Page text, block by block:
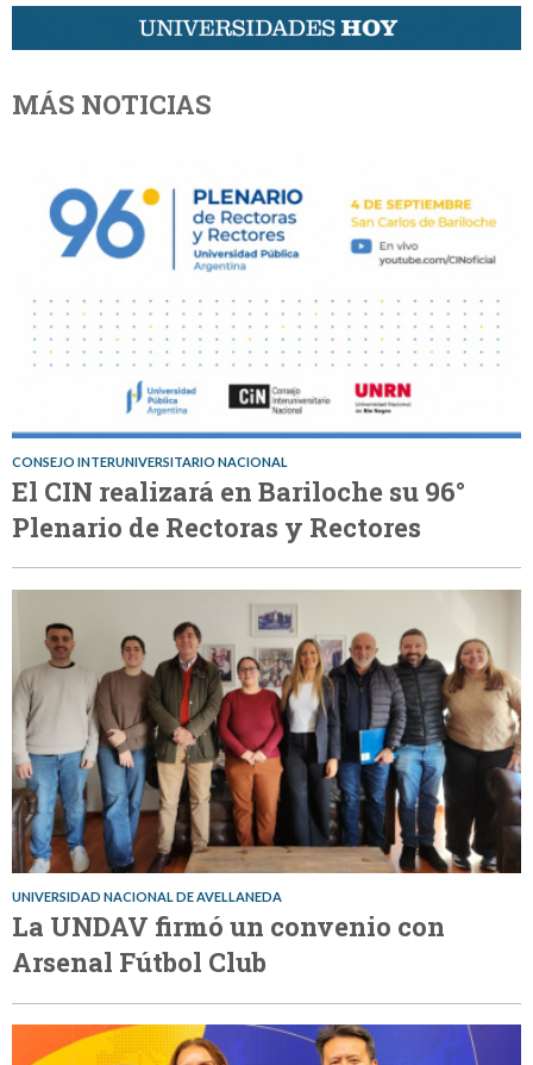
MÁS NOTICIAS
CONSEJO INTERUNIVERSITARIO NACIONAL
El CIN realizará en Bariloche su 96°
Plenario de Rectoras y Rectores
UNIVERSIDAD NACIONAL DE AVELLANEDA
La UNDAV firmó un convenio con
Arsenal Fútbol Club